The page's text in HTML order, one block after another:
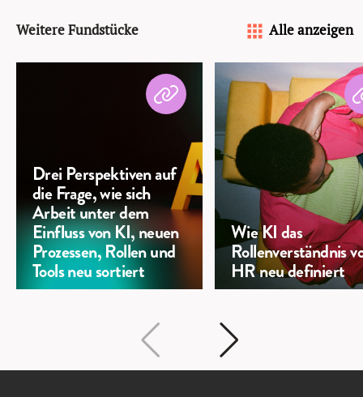
Weitere Fundstücke Alle anzeigen
Drei Perspektiven auf
die Frage, wie sich
Arbeit unter dem
Einfluss von KI, neuen
Prozessen, Rollen und
Tools neu sortiert
Wie KI das
Rollenverständnis
HR neu definiert